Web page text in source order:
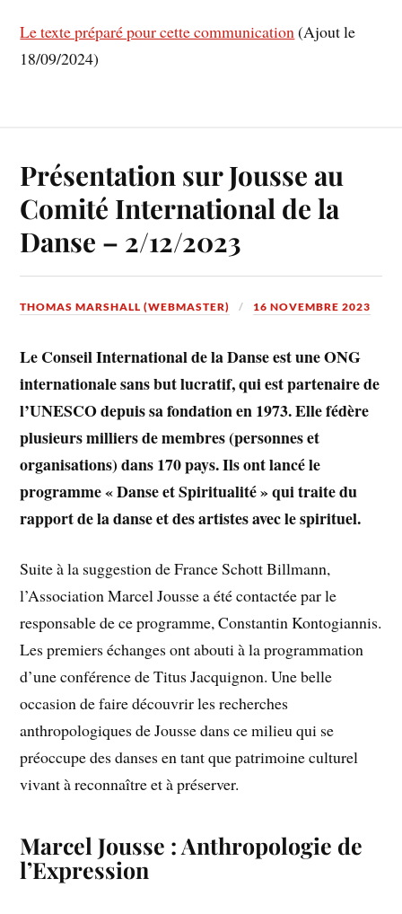
Le texte préparé pour cette communication(Ajout le
18/09/2024)
Présentation sur Jousse au
Comité International de la
Danse – 2/12/2023
THOMAS MARSHALL (WEBMASTER) 16 NOVEMBRE 2023
Le Conseil International de la Danse est une ONG
internationale sans but lucratif, qui est partenaire de
l’UNESCO depuis sa fondation en 1973. Elle fédère
plusieurs milliers de membres (personnes et
organisations) dans 170 pays. Ils ont lancé le
programme « Danse et Spiritualité » qui traite du
rapport de la danse et des artistes avec le spirituel.
Suite à la suggestion de France Schott Billmann,
l’Association Marcel Jousse a été contactée par le
responsable de ce programme, Constantin Kontogiannis.
Les premiers échanges ont abouti à la programmation
d’une conférence de Titus Jacquignon. Une belle
occasion de faire découvrir les recherches
anthropologiques de Jousse dans ce milieu qui se
préoccupe des danses en tant que patrimoine culturel
vivant à reconnaître et à préserver.
Marcel Jousse : Anthropologie de
l’Expression